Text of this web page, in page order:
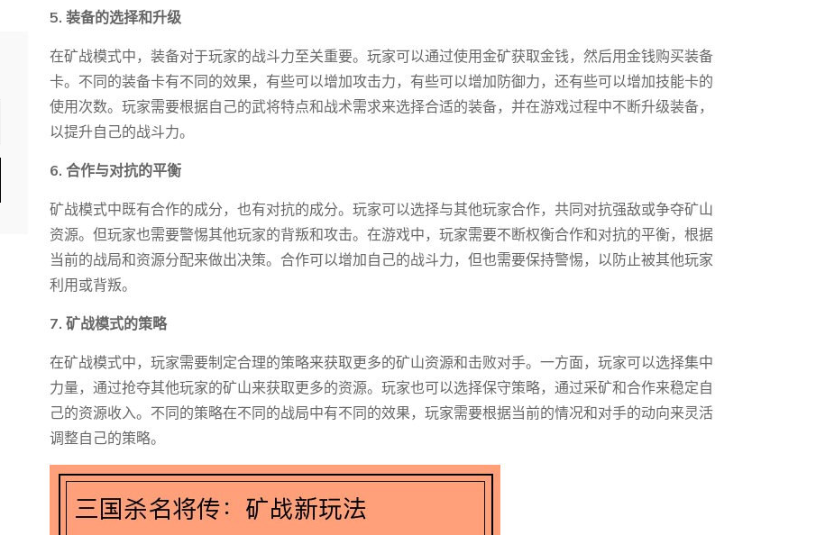
5. 装备的选择和升级
在矿战模式中，装备对于玩家的战斗力至关重要。玩家可以通过使用金矿获取金钱，然后用金钱购买装备
卡。不同的装备卡有不同的效果，有些可以增加攻击力，有些可以增加防御力，还有些可以增加技能卡的
使用次数。玩家需要根据自己的武将特点和战术需求来选择合适的装备，并在游戏过程中不断升级装备，
以提升自己的战斗力。
6. 合作与对抗的平衡
矿战模式中既有合作的成分，也有对抗的成分。玩家可以选择与其他玩家合作，共同对抗强敌或争夺矿山
资源。但玩家也需要警惕其他玩家的背叛和攻击。在游戏中，玩家需要不断权衡合作和对抗的平衡，根据
当前的战局和资源分配来做出决策。合作可以增加自己的战斗力，但也需要保持警惕，以防止被其他玩家
利用或背叛。
7. 矿战模式的策略
在矿战模式中，玩家需要制定合理的策略来获取更多的矿山资源和击败对手。一方面，玩家可以选择集中
力量，通过抢夺其他玩家的矿山来获取更多的资源。玩家也可以选择保守策略，通过采矿和合作来稳定自
己的资源收入。不同的策略在不同的战局中有不同的效果，玩家需要根据当前的情况和对手的动向来灵活
调整自己的策略。